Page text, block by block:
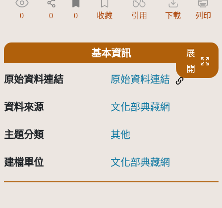
0 0 0 收藏 引用 下載 列印
基本資訊
展
開
原始資料連結 原始資料連結
資料來源 文化部典藏網
主題分類 其他
建檔單位 文化部典藏網